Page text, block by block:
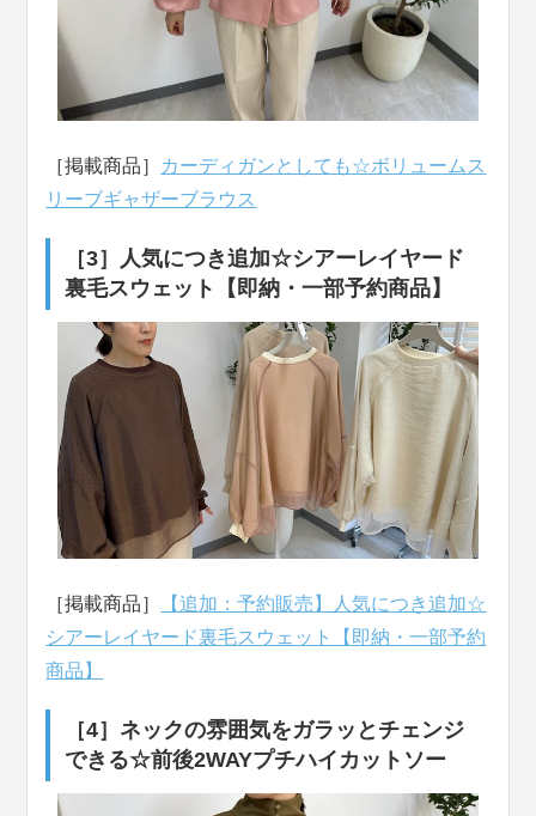
［掲載商品］ カーディガンとしても☆ボリュームス
リーブギャザーブラウス
［3］人気につき追加☆シアーレイヤード
裏毛スウェット【即納・一部予約商品】
［掲載商品］
【追加：予約販売】人気につき追加☆
シアーレイヤード裏毛スウェット【即納・一部予約
商品】
［4］ネックの雰囲気をガラッとチェンジ
できる☆前後2WAYプチハイカットソー